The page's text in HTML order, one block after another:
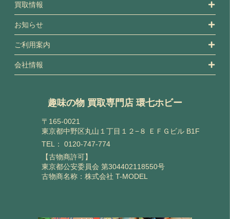
買取情報
お知らせ
ご利用案内
会社情報
趣味の物 買取専門店 環七ホビー
〒165-0021
東京都中野区丸山１丁目１２−８ ＥＦＧビル B1F
TEL： 0120-747-774
【古物商許可】
東京都公安委員会 第304402118550号
古物商名称：株式会社 T-MODEL